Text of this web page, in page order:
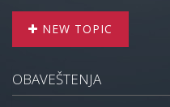
NEW TOPIC
OBAVEŠTENJA